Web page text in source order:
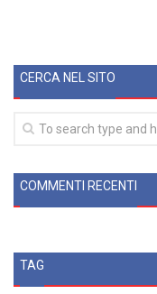
CERCA NEL SITO
COMMENTI RECENTI
TAG